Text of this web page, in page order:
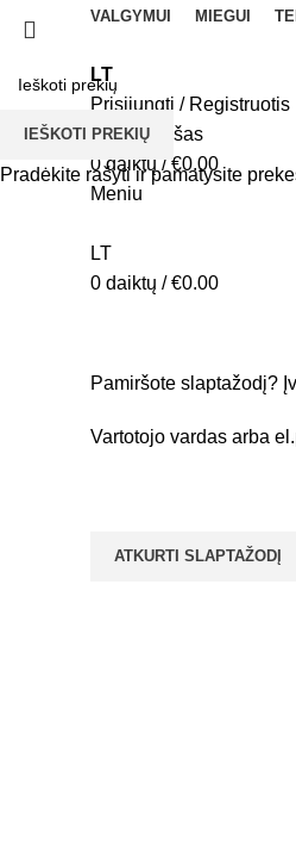
VALGYMUI MIEGUI
LT
Prisijungti / Registruotis
Norų sąrašas
0daiktų / €0.00
Meniu
LT
0 daiktų / €0.00
Pamiršote slaptažodį?
Vartotojo vardas arba
ATKURTI SLAPTAŽODĮ
IEŠKOTI PREKIŲ
Pradėkite rašyti ir pamatysite